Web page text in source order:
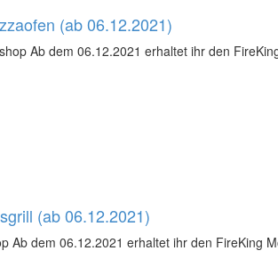
(ab 06.12.2021)
Ab dem 06.12.2021 erhaltet ihr den
(ab 06.12.2021)
Ab dem 06.12.2021 erhaltet ihr den FireKing